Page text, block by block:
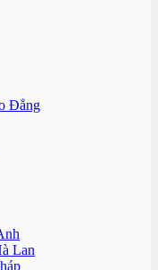
Đẳng
Lan